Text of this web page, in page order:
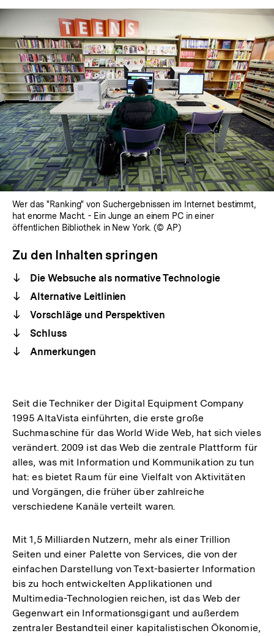
Wer das "Ranking" von Suchergebnissen im Internet bestimmt,
hat enorme Macht. - Ein Junge an einem PC in einer
öffentlichen Bibliothek in New York. (© AP)
Zu den Inhalten springen
Die Websuche als normative Technologie
Alternative Leitlinien
Vorschläge und Perspektiven
Schluss
Anmerkungen
Seit die Techniker der Digital Equipment Company
1995 AltaVista einführten, die erste große
Suchmaschine für das World Wide Web, hat sich vieles
verändert. 2009 ist das Web die zentrale Plattform für
alles, was mit Information und Kommunikation zu tun
hat: es bietet Raum für eine Vielfalt von Aktivitäten
und Vorgängen, die früher über zahlreiche
verschiedene Kanäle verteilt waren.
Mit 1,5 Milliarden Nutzern, mehr als einer Trillion
Seiten und einer Palette von Services, die von der
einfachen Darstellung von Text-basierter Information
bis zu hoch entwickelten Applikationen und
Multimedia-Technologien reichen, ist das Web der
Gegenwart ein Informationsgigant und außerdem
zentraler Bestandteil einer kapitalistischen Ökonomie,